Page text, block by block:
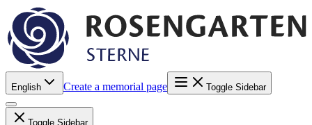
English Create a memorial page Toggle Sidebar
Toggle Sidebar